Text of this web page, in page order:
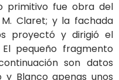
primitivo fue obra del
Claret; y la fachada
proyectó y dirigió el
pequeño fragmento
son datos
y Blanco apenas unos